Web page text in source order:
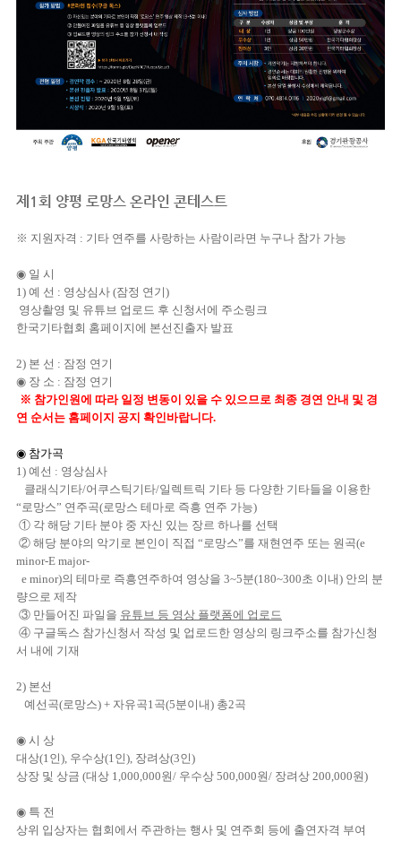
제1회 양평 로망스 온라인 콘테스트
※ 지원자격 : 기타 연주를 사랑하는 사람이라면 누구나 참가 가능
◉ 일 시
1) 예 선 : 영상심사 (잠정 연기)
영상촬영 및 유튜브 업로드 후 신청서에 주소링크
한국기타협회 홈페이지에 본선진출자 발표
2) 본 선 : 잠정 연기
◉ 장 소 : 잠정 연기
※ 참가인원에 따라 일정 변동이 있을 수 있으므로 최종 경연 안내 및 경
연 순서는 홈페이지 공지 확인바랍니다.
◉ 참가곡
1) 예선 : 영상심사
클래식기타/어쿠스틱기타/일렉트릭 기타 등 다양한 기타들을 이용한
“ 로망스” 연주곡(로망스 테마로 즉흥 연주 가능)
① 각 해당 기타 분야 중 자신 있는 장르 하나를 선택
② 해당 분야의 악기로 본인이 직접 “ 로망스”를 재현연주 또는 원곡(e
minor-E major-
e minor)의 테마로 즉흥연주하여 영상을 3~5분(180~300초 이내) 안의 분
량으로 제작
③ 만들어진 파일을 유튜브 등 영상 플랫폼에 업로드
④ 구글독스 참가신청서 작성 및 업로드한 영상의 링크주소를 참가신청
서 내에 기재
2) 본선
예선곡(로망스) + 자유곡1 곡(5분이내) 총2곡
◉ 시 상
대상(1 인), 우수상(1 인), 장려상(3인)
상장 및 상금 (대상 1,000,000원/ 우수상 500,000원/ 장려상 200,000원)
◉ 특 전
상위 입상자는 협회에서 주관하는 행사 및 연주회 등에 출연자격 부여